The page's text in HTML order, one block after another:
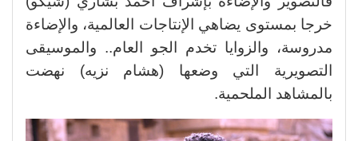
خرجا بمستوى يضاهي الإنتاجات العالمية، والإضاءة
مدروسة، والزوايا تخدم الجو العام.. والموسيقى
التصويرية التي وضعها (هشام نزيه) نهضت
بالمشاهد الملحمية.